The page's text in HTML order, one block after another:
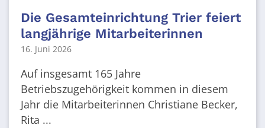
Die Gesamteinrichtung Trier feiert
langjährige Mitarbeiterinnen
16. Juni 2026
Auf insgesamt 165 Jahre
Betriebszugehörigkeit kommen in diesem
Jahr die Mitarbeiterinnen Christiane Becker,
Rita ...